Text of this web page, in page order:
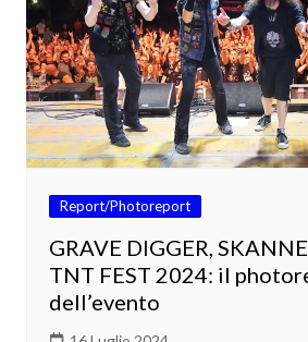
Report/Photoreport
GRAVE DIGGER,
TNT FEST 2024: il
dell’evento